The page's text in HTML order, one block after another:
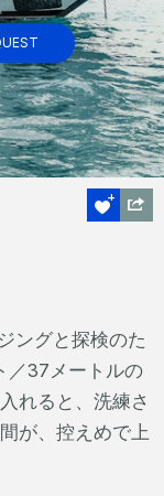
ングと探検のた
／37メートルの
れると、洗練さ
が、控えめで上